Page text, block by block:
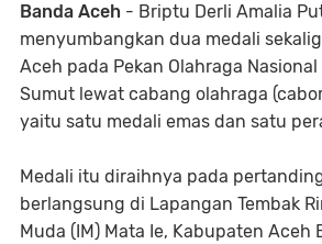
Banda Aceh - Briptu Derli Amalia
menyumbangkan dua medali
Aceh pada Pekan Olahraga Nasional
Sumut lewat cabang olahraga
yaitu satu medali emas dan satu
Medali itu diraihnya pada
berlangsung di Lapangan Tembak
Muda (IM) Mata Ie, Kabupaten Aceh